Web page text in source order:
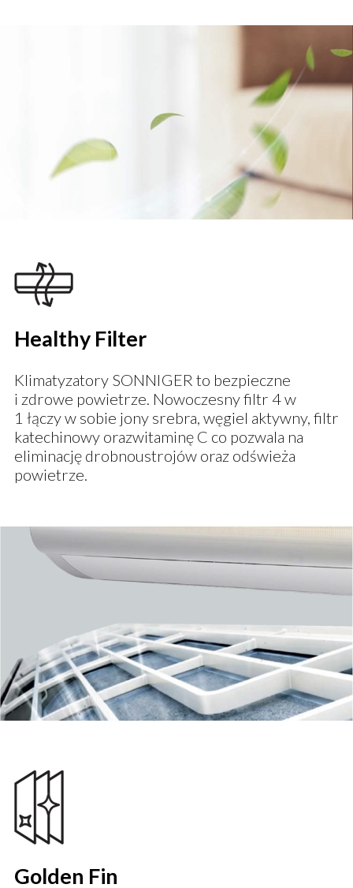
Healthy Filter
Klimatyzatory SONNIGER to bezpieczne
i zdrowe powietrze. Nowoczesny filtr 4 w
1 łączy w sobie jony srebra, węgiel aktywny, filtr
katechinowy orazwitaminę C co pozwala na
eliminację drobnoustrojów oraz odświeża
powietrze.
Golden Fin